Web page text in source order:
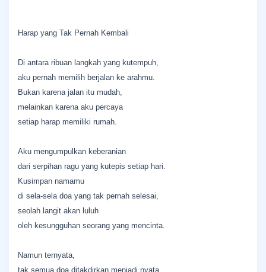
Harap yang Tak Pernah Kembali
Di antara ribuan langkah yang kutempuh,
aku pernah memilih berjalan ke arahmu.
Bukan karena jalan itu mudah,
melainkan karena aku percaya
setiap harap memiliki rumah.
Aku mengumpulkan keberanian
dari serpihan ragu yang kutepis setiap hari.
Kusimpan namamu
di sela-sela doa yang tak pernah selesai,
seolah langit akan luluh
oleh kesungguhan seorang yang mencinta.
Namun ternyata,
tak semua doa ditakdirkan menjadi nyata.